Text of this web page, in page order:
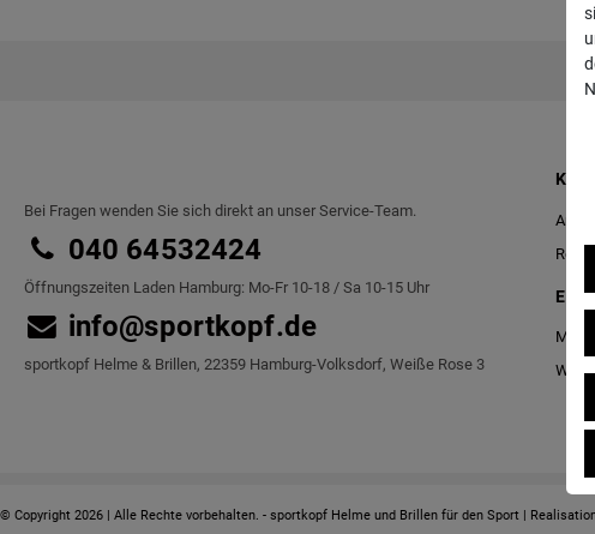
Bei Fragen wenden Sie sich direkt an unser Service-Team.
040 64532424
Öffnungszeiten Laden Hamburg: Mo-Fr 10-18 / Sa 10-15 Uhr
info@sportkopf.de
sportkopf Helme & Brillen, 22359 Hamburg-Volksdorf, Weiße Rose 3
© Copyright 2026 | Alle Rechte vorbehalten. - sportkopf Helme und Brillen für den Sport |